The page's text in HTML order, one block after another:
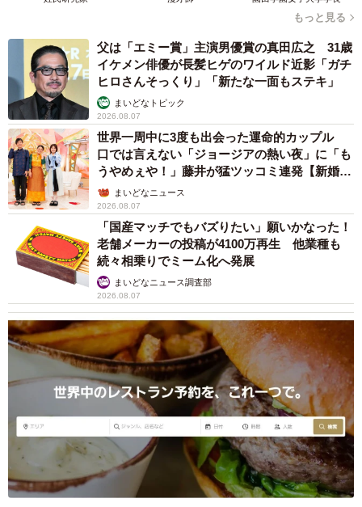
もっと見る
父は「エミー賞」主演男優賞の真田広之 31歳
イケメン俳優が長髪ヒゲのワイルド近影「ガチ
ヒロさんそっくり」「新たな一面もステキ」
まいどなトピック
2026.08.07
世界一周中に3度も出会った運命的カップル
口では言えない「ジョージアの熱い夜」に「も
うやめぇや！」藤井が猛ツッコミ連発【新婚さ
ん】まいどなニュース
2026.08.07
「国産マッチでもバズりたい」願いかなった！
老舗メーカーの投稿が4100万再生 他業種も
続々相乗りでミーム化へ発展
まいどなニュース調査部
2026.08.07